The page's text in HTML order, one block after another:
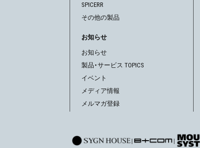
SPICERR
その他の製品
お知らせ
お知らせ
製品・サービス TOPICS
イベント
メディア情報
メルマガ登録
| |